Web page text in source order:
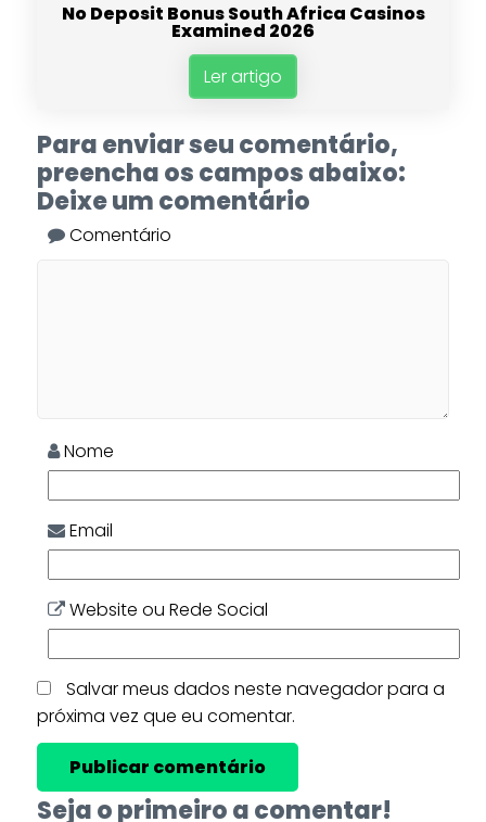
No Deposit Bonus South Africa Casinos
Examined 2026
Ler artigo
Para enviar seu comentário,
preencha os campos abaixo:
Deixe um comentário
Comentário
Nome
Email
Website ou Rede Social
Salvar meus dados neste navegador para a
próxima vez que eu comentar.
Seja o primeiro a comentar!